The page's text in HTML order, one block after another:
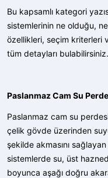
Bu kapsamlı kategori
sistemlerinin ne olduğu,
özellikleri, seçim kriterleri
tüm detayları bulabilirsiniz.
Paslanmaz Cam Su
Paslanmaz cam su
çelik gövde üzerinden
şekilde akmasını
sistemlerde su, üst
boyunca aşağı doğru